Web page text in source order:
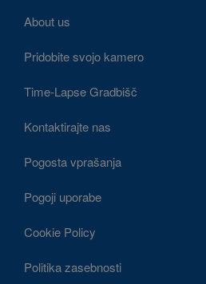
About us
Pridobite svojo kamero
Time-Lapse Gradbišč
Kontaktirajte nas
Pogosta vprašanja
Pogoji uporabe
Cookie Policy
Politika zasebnosti